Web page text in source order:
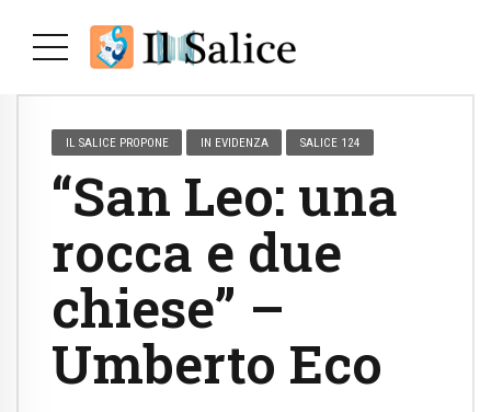
IL SALICE PROPONE IN EVIDENZA SALICE 124
“San Leo: una
rocca e due
chiese” –
Umberto Eco